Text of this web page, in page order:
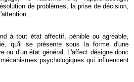
de problèmes, la prise de décision,
à tout état affectif, pénible ou agréable,
qu'il se présente sous la forme d'une
ou d'un état général. L'affect désigne donc
psychologiques qui influencent